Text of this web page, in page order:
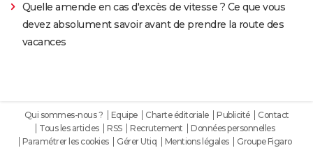
Quelle amende en cas d'excès de vitesse ? Ce que vous
devez absolument savoir avant de prendre la route des
vacances
Qui sommes-nous ? Equipe Charte éditoriale Publicité
Contact
Tous les articles
RSS Recrutement
Données personnelles
Paramétrer les cookies
Gérer Utiq Mentions légales
Groupe Figaro